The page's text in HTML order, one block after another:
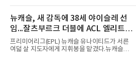
컵 리그 페이즈 1차전 치바스 과달라하라(멕시
코)전에 선발 출전했으나 공격포인트 없이 후반
41분 타일러 보이드와 교체됐다. 이날 골을 넣었
다면 공식전 5경기 연속 득점이었다. 다만 메이
저리그사커(MLS)에서 이어온 4경기 연속골 기
록은 유지된다.경기는 팽팽했다. 전반 38분 다비
드 마르티네스의 땅볼 크로스를 드니 부앙가가
뉴캐슬, 새 감독에 38세 야이슬레 선
임...잘츠부르크 더블에 ACL 엘리트 2
연패 경력
프리미어리그(EPL) 뉴캐슬 유나이티드가 서른
여덟 살 지도자에게 지휘봉을 맡겼다.뉴캐슬은